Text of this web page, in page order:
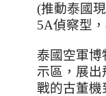
(推動泰國
5A偵察型
泰國空軍博
示區，展出
戰的古董機